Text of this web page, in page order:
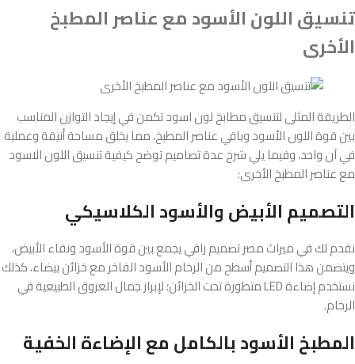
تنسيق اللون الأسود مع عناصر المطبخ
الأخرى
الطريقة المثلى لتنسيق مطابخ لون اسود تكمن في إيجاد التوازن المناسب
بين قوة اللون الأسود وباقي عناصر المطبخ، مما يخلق مساحة أنيقة وعملية
في آن واحد، وفيما يلي شرح عدة تصاميم توضح كيفية تنسيق اللون الاسود
مع عناصر المطبخ الأخرى:
التصميم الأبيض والأسود الكلاسيكي
نقدم لك في ميراث مصر تصميم راقي يجمع بين قوة الأسود ونقاء الأبيض،
ويتضمن هذا التصميم أسطح من الرخام الأسود الفاخر مع خزائن بيضاء، كذلك
نستخدم إضاءة LED متطورة تحت الخزائن؛ لإبراز جمال العروق الطبيعية في
الرخام.
المطبخ الأسود بالكامل مع الإضاءة الخفية